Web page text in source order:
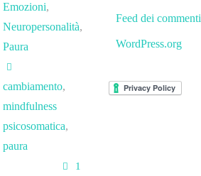
Emozioni,
Neuropersonalità,
Paura
cambiamento,
mindfulness
psicosomatica,
paura
1
Feed dei commenti
WordPress.org